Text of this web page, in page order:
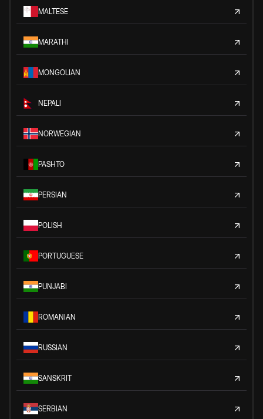
MALTESE
MARATHI
MONGOLIAN
NEPALI
NORWEGIAN
PASHTO
PERSIAN
POLISH
PORTUGUESE
PUNJABI
ROMANIAN
RUSSIAN
SANSKRIT
SERBIAN